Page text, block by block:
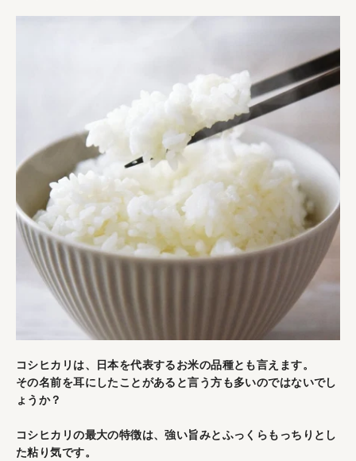
コシヒカリは、日本を代表するお米の品種とも言えます。
その名前を耳にしたことがあると言う方も多いのではないでし
ょうか？
コシヒカリの最大の特徴は、強い旨みとふっくらもっちりとし
た粘り気です。